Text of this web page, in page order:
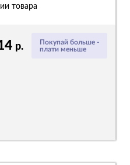
Покупай больше -
плати меньше
р.
товара